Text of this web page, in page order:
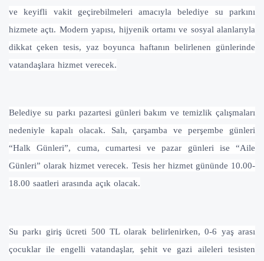
ve keyifli vakit geçirebilmeleri amacıyla belediye su parkını
hizmete açtı. Modern yapısı, hijyenik ortamı ve sosyal alanlarıyla
dikkat çeken tesis, yaz boyunca haftanın belirlenen günlerinde
vatandaşlara hizmet verecek.
Belediye su parkı pazartesi günleri bakım ve temizlik çalışmaları
nedeniyle kapalı olacak. Salı, çarşamba ve perşembe günleri
“Halk Günleri”, cuma, cumartesi ve pazar günleri ise “Aile
Günleri” olarak hizmet verecek. Tesis her hizmet gününde 10.00-
18.00 saatleri arasında açık olacak.
Su parkı giriş ücreti 500 TL olarak belirlenirken, 0-6 yaş arası
çocuklar ile engelli vatandaşlar, şehit ve gazi aileleri tesisten